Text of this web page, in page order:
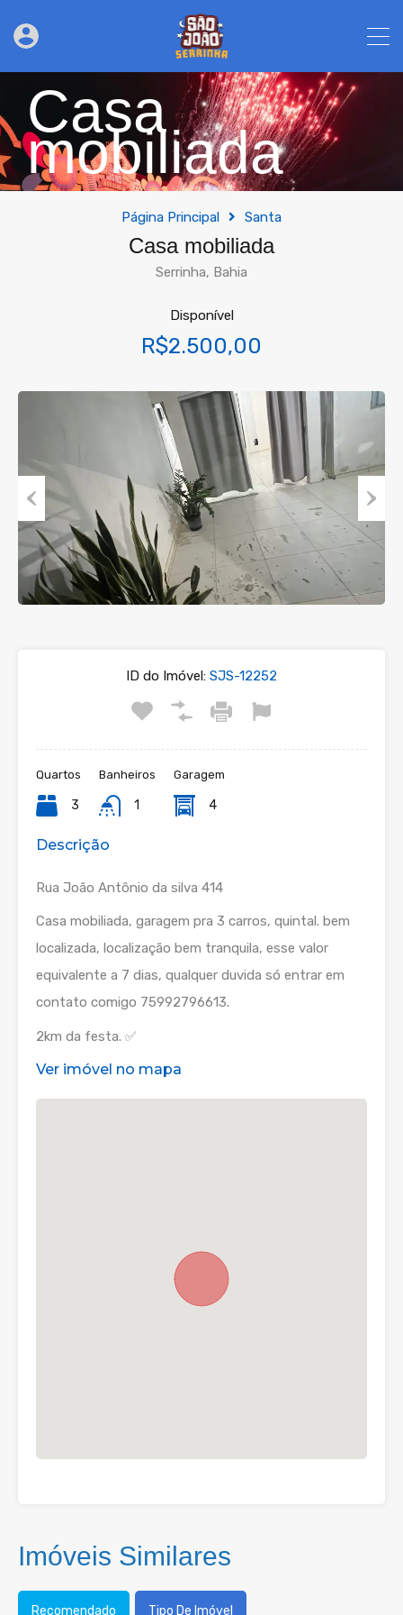
Casa
mobiliada
Página Principal Santa
Casa mobiliada
Serrinha, Bahia
Disponível
R$2.500,00
Previous Next
ID do Imóvel: SJS-12252
Quartos
3
Banheiros
1
Garagem
4
Descrição
Rua João Antônio da silva 414
Casa mobiliada, garagem pra 3 carros, quintal. bem
localizada, localização bem tranquila, esse valor
equivalente a 7 dias, qualquer duvida só entrar em
contato comigo 75992796613.
2km da festa. ✅
Ver imóvel no mapa
Imóveis Similares
Recomendado Tipo De Imóvel